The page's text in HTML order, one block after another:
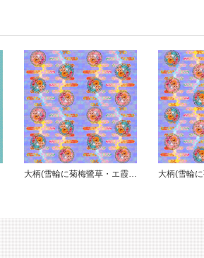
大柄(雪輪に菊梅鷺草・エ霞に雲錦)七宝小紋地柄/薄紫/B